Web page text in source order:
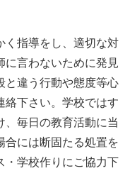
く指導をし、適切な対
に言わないために発見
と違う行動や態度等心
絡下さい。学校ではす
、毎日の教育活動に当
合には断固たる処置を
・学校作りにご協力下